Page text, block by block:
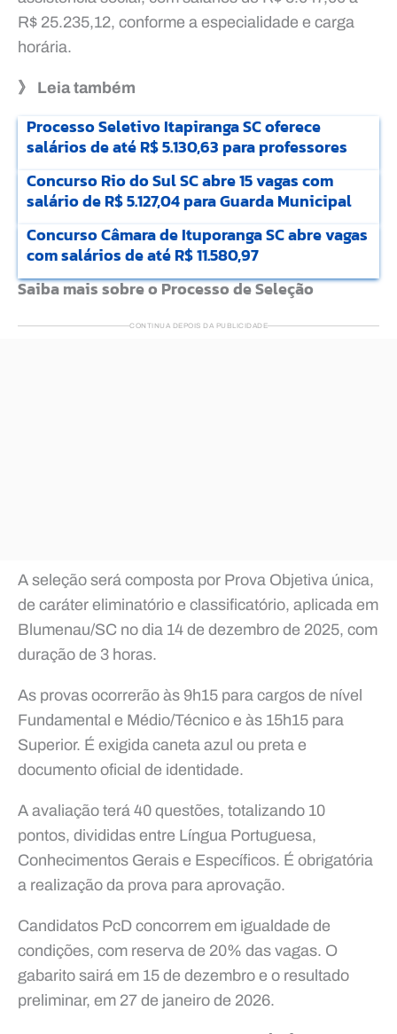
R$ 25.235,12, conforme a especialidade e carga
horária.
》 Leia também
Processo Seletivo Itapiranga SC oferece
salários de até R$ 5.130,63 para professores
Concurso Rio do Sul SC abre 15 vagas com
salário de R$ 5.127,04 para Guarda Municipal
Concurso Câmara de Ituporanga SC abre vagas
com salários de até R$ 11.580,97
Saiba mais sobre o Processo de Seleção
CONTINUA DEPOIS DA PUBLICIDADE
A seleção será composta por Prova Objetiva única,
de caráter eliminatório e classificatório, aplicada em
Blumenau/SC no dia 14 de dezembro de 2025, com
duração de 3 horas.
As provas ocorrerão às 9h15 para cargos de nível
Fundamental e Médio/Técnico e às 15h15 para
Superior. É exigida caneta azul ou preta e
documento oficial de identidade.
A avaliação terá 40 questões, totalizando 10
pontos, divididas entre Língua Portuguesa,
Conhecimentos Gerais e Específicos. É obrigatória
a realização da prova para aprovação.
Candidatos PcD concorrem em igualdade de
condições, com reserva de 20% das vagas. O
gabarito sairá em 15 de dezembro e o resultado
preliminar, em 27 de janeiro de 2026.